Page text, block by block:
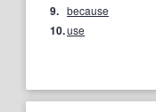
9. because
10.use